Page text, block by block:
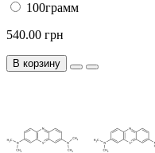
100грамм
540.00 грн
В корзину